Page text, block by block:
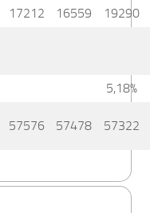
17212 16559
19290
5,18%
57576 57478 57322